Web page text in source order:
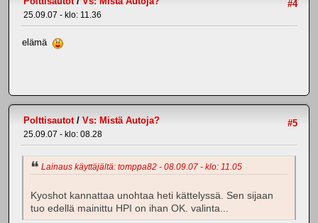
#4
25.09.07 - klo: 11.36
elämä
#5
Polttisautot/ Vs: Mistä Autoja?
25.09.07 - klo: 08.28
Lainaus käyttäjältä: tomppa82 - 08.09.07 - klo: 11.05
Kyoshot kannattaa unohtaa heti kättelyssä. Sen sijaan
tuo edellä mainittu HPI on ihan OK. valinta...